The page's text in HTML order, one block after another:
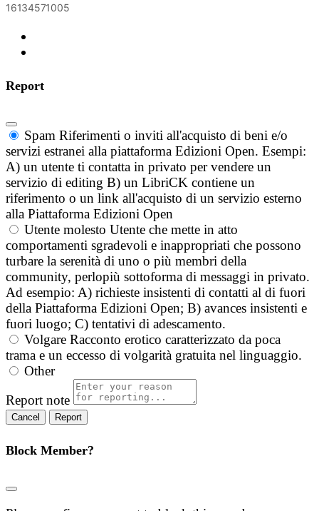
16134571005
Report
Spam Riferimenti o inviti all'acquisto di beni e/o
servizi estranei alla piattaforma Edizioni Open. Esempi:
A) un utente ti contatta in privato per vendere un
servizio di editing B) un LibriCK contiene un
riferimento o un link all'acquisto di un servizio esterno
alla Piattaforma Edizioni Open
Utente molesto Utente che mette in atto
comportamenti sgradevoli e inappropriati che possono
turbare la serenità di uno o più membri della
community, perlopiù sottoforma di messaggi in privato.
Ad esempio: A) richieste insistenti di contatti al di fuori
della Piattaforma Edizioni Open; B) avances insistenti e
fuori luogo; C) tentativi di adescamento.
Volgare Racconto erotico caratterizzato da poca
trama e un eccesso di volgarità gratuita nel linguaggio.
Other
Report note
Report
Block Member?